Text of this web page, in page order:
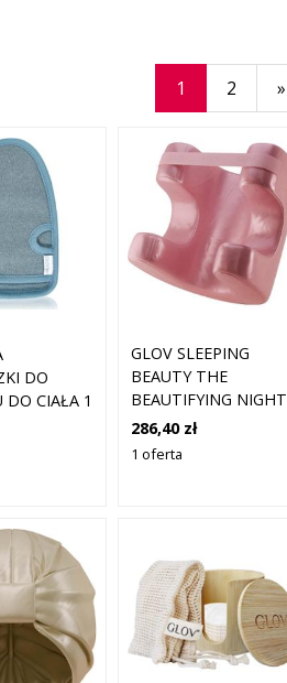
1 2 »
DO
DO CIAŁA 1
GLOV SLEEPING
BEAUTY THE
BEAUTIFYING NIGHT
PILLOW PODUSZKA 1
SZT.
286,40 zł
1 oferta